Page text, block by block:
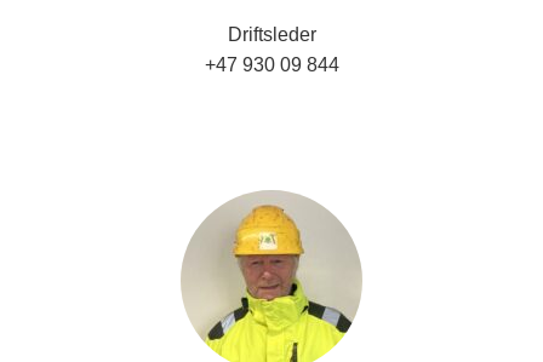
Driftsleder
+47 930 09 844